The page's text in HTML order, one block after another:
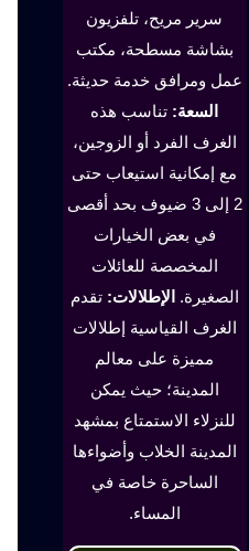
سرير مريح، تلفزيون
بشاشة مسطحة، مكتب
عمل ومرافق خدمة حديثة.
السعة: تناسب هذه
الغرف الفرد أو الزوجين،
مع إمكانية استيعاب حتى
2 إلى 3 ضيوف بحد أقصى
في بعض الخيارات
المخصصة للعائلات
الصغيرة. الإطلالات: تقدم
الغرف القياسية إطلالات
مميزة على معالم
المدينة؛ حيث يمكن
للنزلاء الاستمتاع بمشهد
المدينة الخلاب وأضواءها
الساحرة خاصة في
المساء.